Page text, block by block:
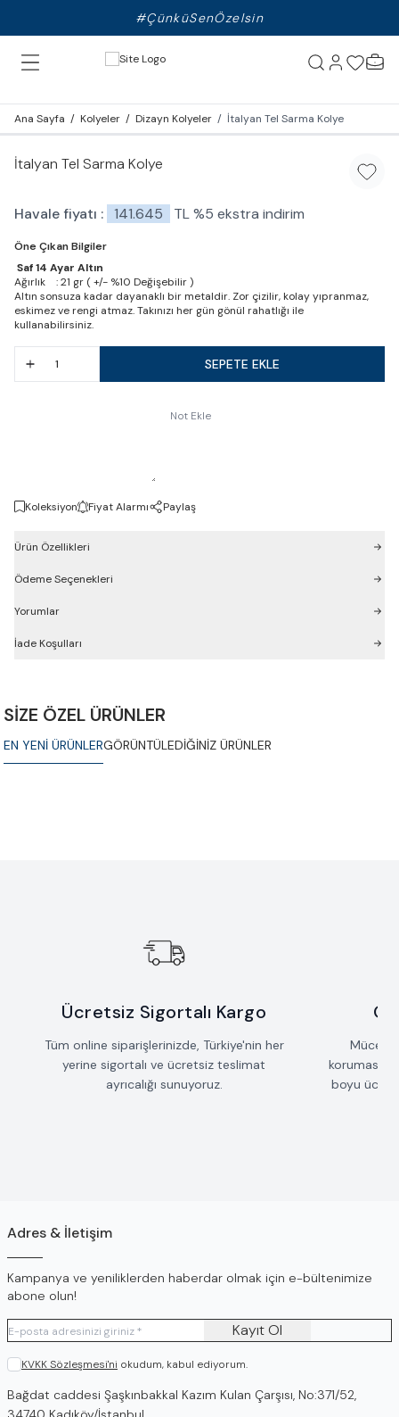
#ÇünküSenÖzelsin
Ana Sayfa / Kolyeler / Dizayn Kolyeler / İtalyan Tel Sarma Kolye
İtalyan Tel Sarma Kolye
Havale fiyatı : 141.645 TL%5 ekstra indirim
Öne Çıkan Bilgiler
Saf 14 Ayar Altın
Ağırlık : 21 gr ( +/- %10 Değişebilir )
Altın sonsuza kadar dayanaklı bir metaldir. Zor çizilir, kolay yıpranmaz,
eskimez ve rengi atmaz. Takınızı her gün gönül rahatlığı ile
kullanabilirsiniz.
SEPETE EKLE
Not Ekle
Koleksiyon Fiyat Alarmı Paylaş
Ürün Özellikleri
Ödeme Seçenekleri
Yorumlar
İade Koşulları
SİZE ÖZEL ÜRÜNLER
EN YENİ ÜRÜNLERGÖRÜNTÜLEDİĞİNİZ ÜRÜNLER
Ücretsiz Sigortalı Kargo
Tüm online siparişlerinizde, Türkiye'nin her
yerine sigortalı ve ücretsiz teslimat
ayrıcalığı sunuyoruz.
koruması
boyu
Adres & İletişim
Kampanya ve yeniliklerden haberdar olmak için e-bültenimize
abone olun!
Kayıt Ol
KVKK Sözleşmesi'ni okudum, kabul ediyorum.
Adres
Bağdat caddesi Şaşkınbakkal Kazım Kulan Çarşısı, No:371/52,